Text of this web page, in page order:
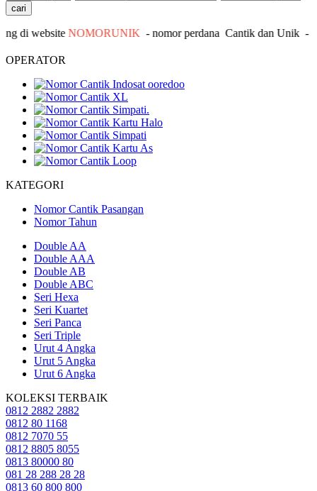
di websiteNOMORUNIK- nomorperdana Cantik dan Unik - Info
OPERATOR
KATEGORI
Nomor Cantik Pasangan
Nomor Tahun
Double AA
Double AAA
Double AB
Double ABC
Seri Hexa
Seri Kuartet
Seri Panca
Seri Triple
Urut 4 Angka
Urut 5 Angka
Urut 6 Angka
KOLEKSI TERBAIK
0812 2882 2882
0812 80 1168
0812 7070 55
0812 8805 8055
0813 80000 80
081 28 288 28 28
0813 60 800 800